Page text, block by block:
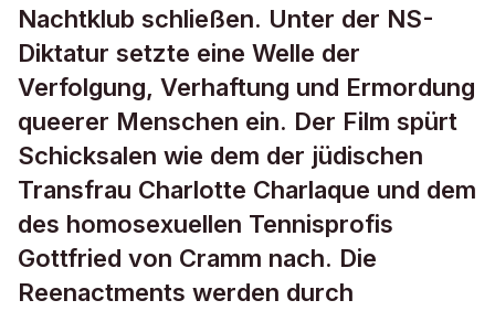
Nachtklub schließen. Unter der NS-
Diktatur setzte eine Welle der
Verfolgung, Verhaftung und Ermordung
queerer Menschen ein. Der Film spürt
Schicksalen wie dem der jüdischen
Transfrau Charlotte Charlaque und dem
des homosexuellen Tennisprofis
Gottfried von Cramm nach. Die
Reenactments werden durch